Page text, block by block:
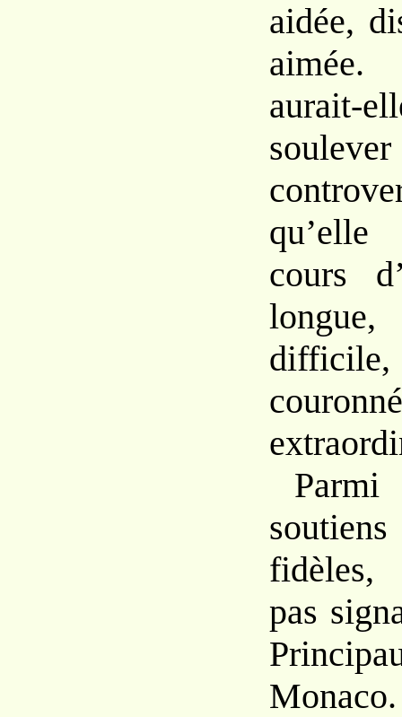
aidée,
aimée.
aurait-
cours
fidèles,
pas